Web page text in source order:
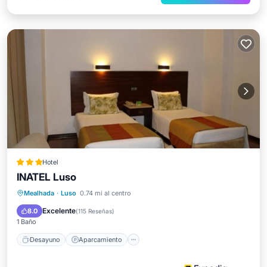
Hotel
INATEL Luso
Mealhada · Luso 0.74 mi al centro
8.0 Excelente(115 Reseñas)
1 Baño
Desayuno Aparcamiento
Desayuno Aparcamiento
Balcón/Terraza